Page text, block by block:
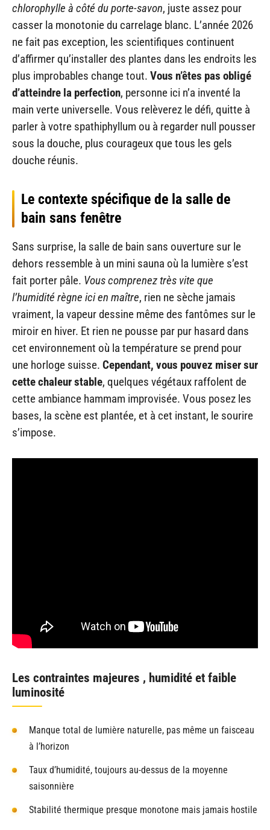
chlorophylle à côté du porte-savon, juste assez pour
casser la monotonie du carrelage blanc. L’année 2026
ne fait pas exception, les scientifiques continuent
d’affirmer qu’installer des plantes dans les endroits les
plus improbables change tout. Vous n’êtes pas obligé
d’atteindre la perfection, personne ici n’a inventé la
main verte universelle. Vous relèverez le défi, quitte à
parler à votre spathiphyllum ou à regarder null pousser
sous la douche, plus courageux que tous les gels
douche réunis.
Le contexte spécifique de la salle de
bain sans fenêtre
Sans surprise, la salle de bain sans ouverture sur le
dehors ressemble à un mini sauna où la lumière s’est
fait porter pâle. Vous comprenez très vite que
l’humidité règne ici en maître, rien ne sèche jamais
vraiment, la vapeur dessine même des fantômes sur le
miroir en hiver. Et rien ne pousse par pur hasard dans
cet environnement où la température se prend pour
une horloge suisse. Cependant, vous pouvez miser sur
cette chaleur stable, quelques végétaux raffolent de
cette ambiance hammam improvisée. Vous posez les
bases, la scène est plantée, et à cet instant, le sourire
s’impose.
Les contraintes majeures , humidité et faible
luminosité
Manque total de lumière naturelle, pas même un faisceau
à l’horizon
Taux d’humidité, toujours au-dessus de la moyenne
saisonnière
Stabilité thermique presque monotone mais jamais hostile